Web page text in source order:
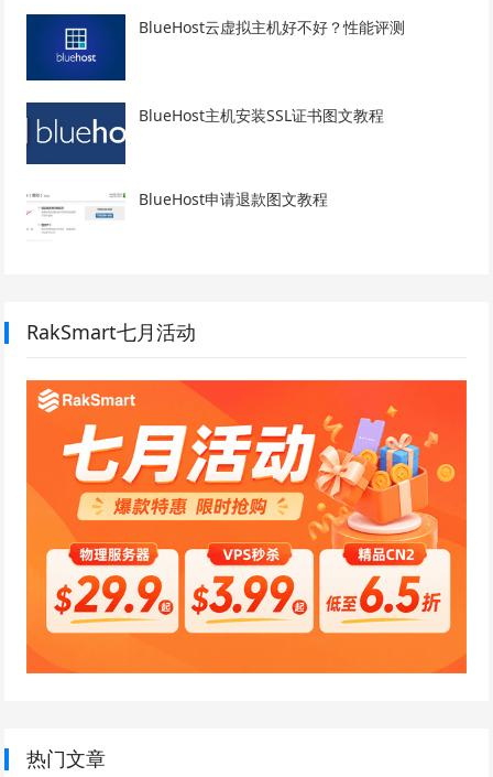
BlueHost云虚拟主机好不好？性能评测
BlueHost主机安装SSL证书图文教程
BlueHost申请退款图文教程
RakSmart七月活动
热门文章